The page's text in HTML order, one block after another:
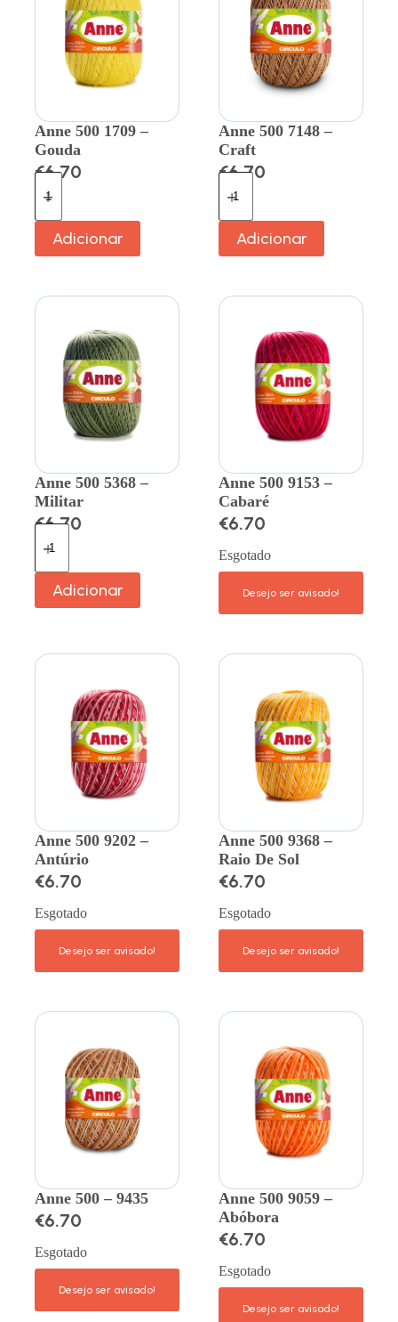
Anne 500 1709 –
Gouda
€6.70
Adicionar
Anne 500 7148 –
Craft
€6.70
Adicionar
Anne 500 5368 –
Militar
€6.70
Adicionar
Anne 500 9153 –
Cabaré
€6.70
Esgotado
Anne 500 9202 –
Antúrio
€6.70
Esgotado
Anne 500 9368 –
Raio De Sol
€6.70
Esgotado
Anne 500 – 9435
€6.70
Esgotado
Anne 500 9059 –
Abóbora
€6.70
Esgotado